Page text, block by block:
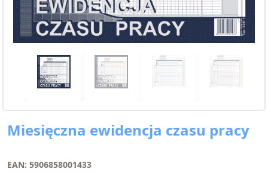
Miesięczna ewidencja czasu pracy
EAN: 5906858001433